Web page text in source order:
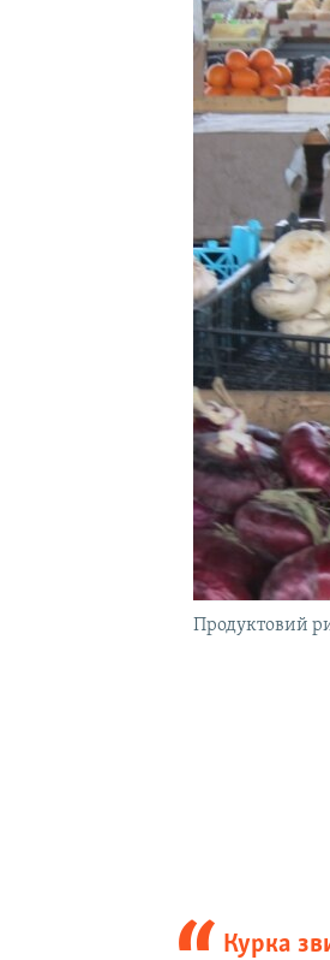
УКРАЇНСЬКА ПРОБЛЕМА КРИМУ
Продуктовий
Курка